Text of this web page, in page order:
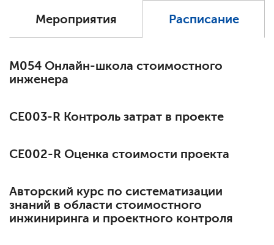
Мероприятия Расписание
М054 Онлайн-школа стоимостного
инженера
СЕ003-R Контроль затрат в проекте
СЕ002-R Оценка стоимости проекта
Авторский курс по систематизации
знаний в области стоимостного
инжиниринга и проектного контроля